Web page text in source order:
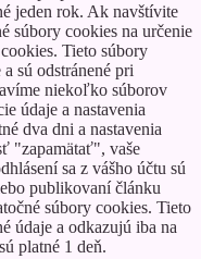
jeden rok. Ak navštívite
súbory cookies na určenie
Tieto súbory
sú odstránené pri
niekoľko súborov
údaje a nastavenia
dva dni a nastavenia
"zapamätať", vaše
sa z vášho účtu sú
publikovaní článku
súbory cookies. Tieto
údaje a odkazujú iba na
platné 1 deň.